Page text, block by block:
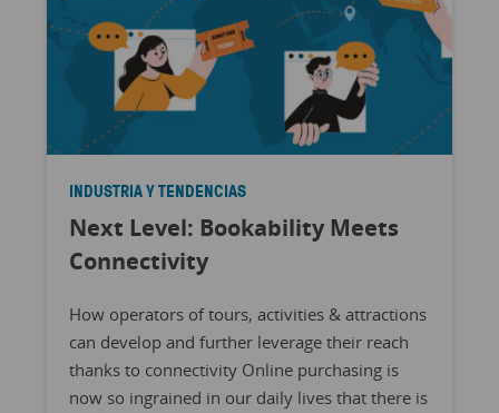
INDUSTRIA Y TENDENCIAS
Next Level: Bookability Meets
Connectivity
How operators of tours, activities & attractions
can develop and further leverage their reach
thanks to connectivity Online purchasing is
now so ingrained in our daily lives that there is